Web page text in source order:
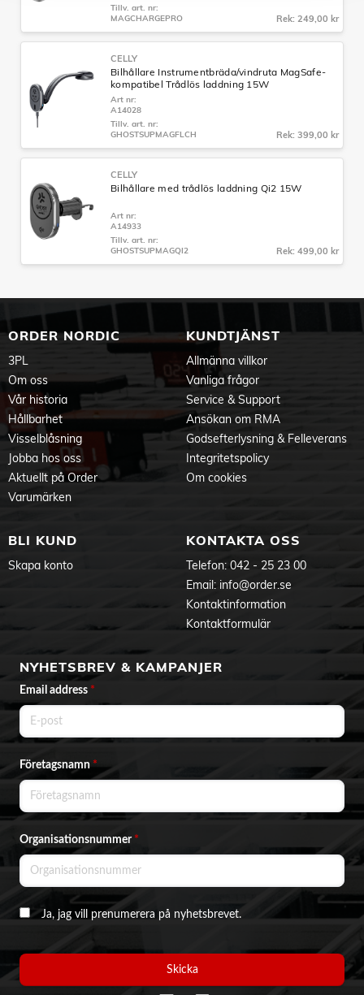
Tillv. art. nr:
MAGCHARGEPRO
Rek: 249,00 kr
CELLY
Bilhållare Instrumentbräda/vindruta MagSafe-
kompatibel Trådlös laddning 15W
Art nr:
A14028
Tillv. art. nr:
GHOSTSUPMAGFLCH
Rek: 399,00 kr
CELLY
Bilhållare med trådlös laddning Qi2 15W
Art nr:
A14933
Tillv. art. nr:
GHOSTSUPMAGQI2
Rek: 499,00 kr
ORDER NORDIC
3PL
Om oss
Vår historia
Hållbarhet
Visselblåsning
Jobba hos oss
Aktuellt på Order
Varumärken
KUNDTJÄNST
Allmänna villkor
Vanliga frågor
Service & Support
Ansökan om RMA
Godsefterlysning & Felleverans
Integritetspolicy
Om cookies
BLI KUND
Skapa konto
KONTAKTA OSS
Telefon: 042 - 25 23 00
Email: info@order.se
Kontaktinformation
Kontaktformulär
NYHETSBREV & KAMPANJER
Email address *
Företagsnamn*
Organisationsnummer *
Ja, jag vill prenumerera på nyhetsbrevet.
Skicka